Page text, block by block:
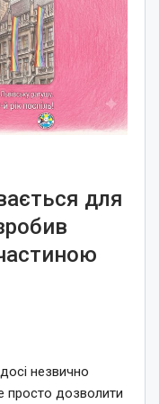
для
незвично
просто дозволити